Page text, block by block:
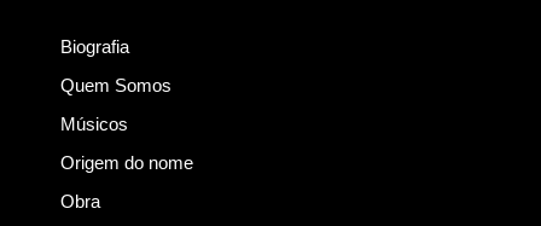
Biografia
Quem Somos
Músicos
Origem do nome
Obra